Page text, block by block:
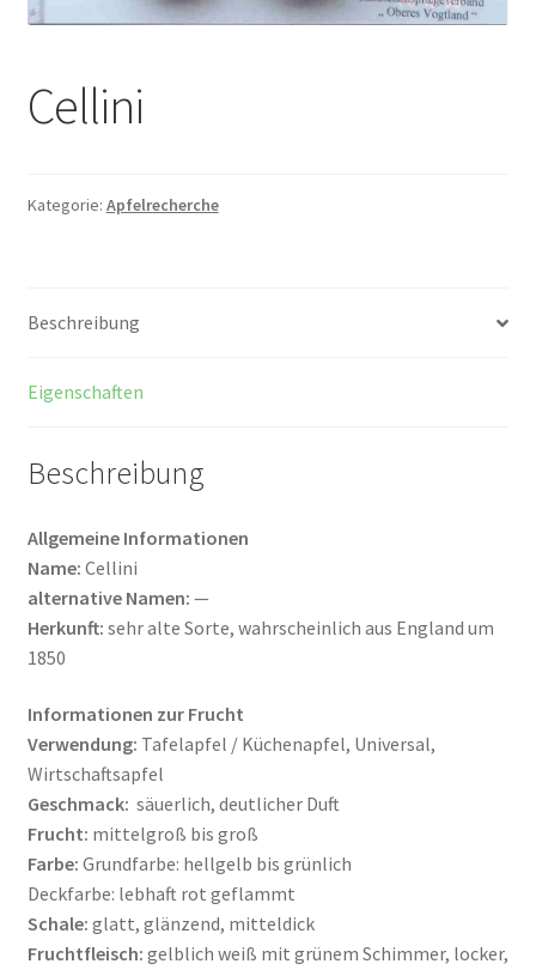
Cellini
Kategorie: Apfelrecherche
Beschreibung
Eigenschaften
Beschreibung
Allgemeine Informationen
Name: Cellini
alternative Namen: —
Herkunft: sehr alte Sorte, wahrscheinlich aus England um
1850
Informationen zur Frucht
Verwendung: Tafelapfel / Küchenapfel, Universal,
Wirtschaftsapfel
Geschmack: säuerlich, deutlicher Duft
Frucht: mittelgroß bis groß
Farbe: Grundfarbe: hellgelb bis grünlich
Deckfarbe: lebhaft rot geflammt
Schale: glatt, glänzend, mitteldick
Fruchtfleisch: gelblich weiß mit grünem Schimmer, locker,